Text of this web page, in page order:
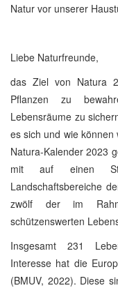
Natur vor unserer
Liebe Naturfreunde,
das Ziel von Natura
Pflanzen zu
Lebensräume zu
es sich und wie
Natura-Kalender 2023
mit auf einen
Landschaftsbereiche
zwölf der im
schützenswerten
Insgesamt 231
Interesse hat die
(BMUV, 2022). Diese